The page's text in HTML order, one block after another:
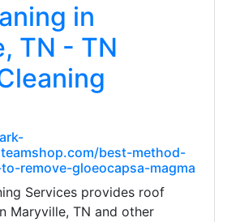
in
TN - TN
best-method-
remove-gloeocapsa-magma
Services provides roof
Maryville, TN and other